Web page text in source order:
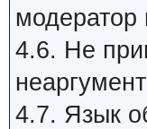
4.6. Не
4.7. Язык